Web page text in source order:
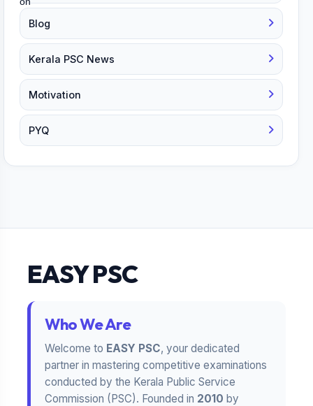
Blog
Kerala PSC News
Motivation
PYQ
EASY PSC
Who We Are
Welcome to EASY PSC, your dedicated
partner in mastering competitive examinations
conducted by the Kerala Public Service
Commission (PSC). Founded in 2010 by